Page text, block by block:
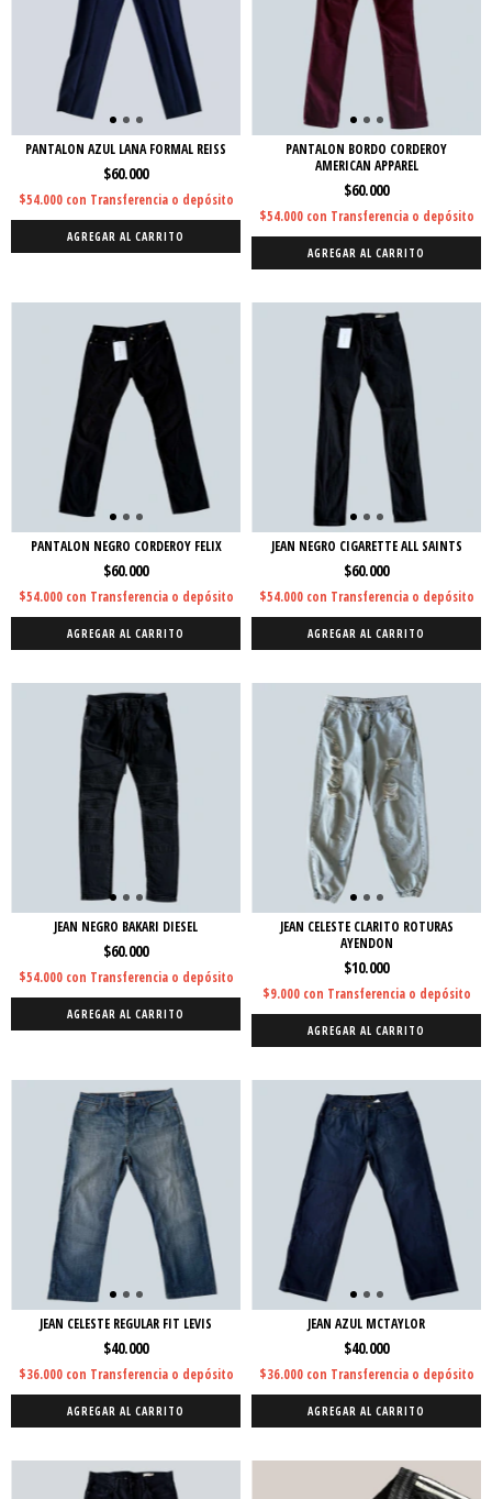
PANTALON AZUL LANA FORMAL REISS
$60.000
$54.000 con Transferencia o depósito
AGREGAR AL CARRITO
PANTALON BORDO CORDEROY
AMERICAN APPAREL
$60.000
$54.000 con Transferencia o depósito
AGREGAR AL CARRITO
PANTALON NEGRO CORDEROY FELIX
$60.000
$54.000 con Transferencia o depósito
AGREGAR AL CARRITO
JEAN NEGRO CIGARETTE ALL SAINTS
$60.000
$54.000 con Transferencia o depósito
AGREGAR AL CARRITO
JEAN NEGRO BAKARI DIESEL
$60.000
$54.000 con Transferencia o depósito
AGREGAR AL CARRITO
JEAN CELESTE CLARITO ROTURAS
AYENDON
$10.000
$9.000 con Transferencia o depósito
AGREGAR AL CARRITO
JEAN CELESTE REGULAR FIT LEVIS
$40.000
$36.000 con Transferencia o depósito
AGREGAR AL CARRITO
JEAN AZUL MCTAYLOR
$40.000
$36.000 con Transferencia o depósito
AGREGAR AL CARRITO